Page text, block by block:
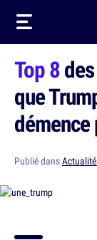
Top 8
que
Publié dans